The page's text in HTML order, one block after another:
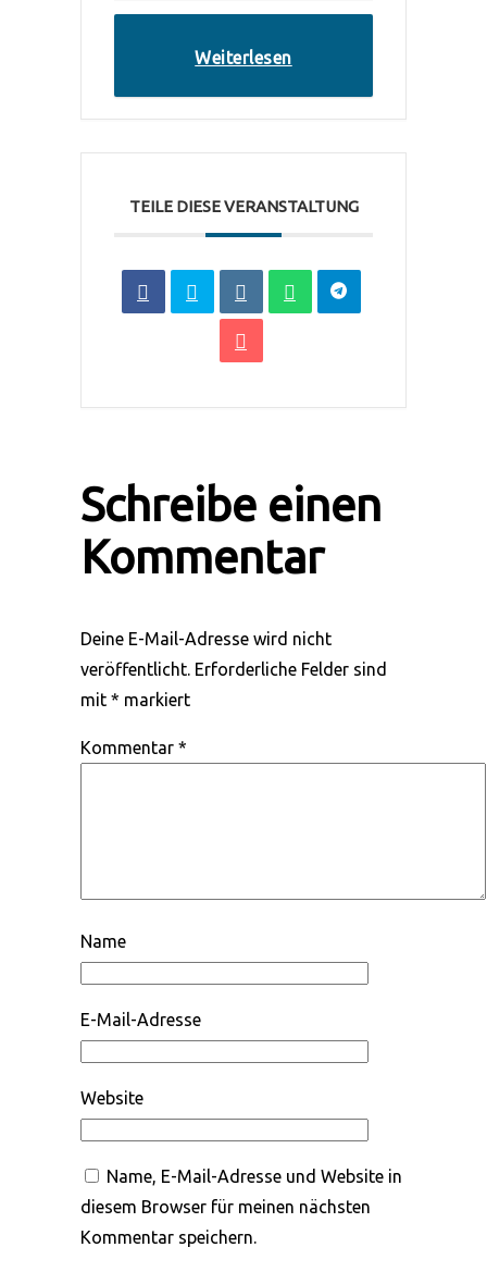
Weiterlesen
TEILE DIESE VERANSTALTUNG
Schreibe einen
Kommentar
Deine E-Mail-Adresse wird nicht
veröffentlicht. Erforderliche Felder sind
mit * markiert
Kommentar *
Name
E-Mail-Adresse
Website
Name, E-Mail-Adresse und Website in
diesem Browser für meinen nächsten
Kommentar speichern.